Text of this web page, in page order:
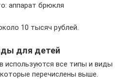
аппарат брюкля
10 тысяч рублей.
для детей
используются все типы и виды
перечислены выше.